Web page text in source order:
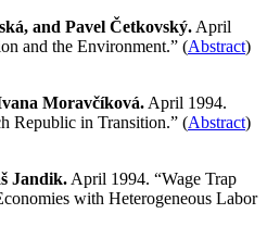
and Pavel Četkovský. April
and the Environment.” (Abstract)
Moravčíková. April 1994.
Republic in Transition.” (Abstract)
Jandik. April 1994. “Wage Trap
with Heterogeneous Labor